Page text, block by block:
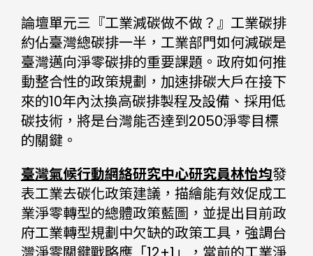
論壇單元三『工業減碳做不做？』工業碳排
約佔臺灣總碳排一半，工業部門如何減碳是
臺灣邁向淨零碳排的重要課題。政府如何推
動整合性的政策規劃，加速排碳大戶在接下
來的10年內汰換高碳排製程及設備、採用低
碳技術，將是台灣能否達到2050淨零目標
的關鍵。
臺灣氣候行動網絡研究中心研究員林怡均發
表工業去碳化政策建議，描繪能有效促成工
業淨零轉型的總體政策藍圖，並提出目前政
府工業轉型規劃中欠缺的政策工具，強調台